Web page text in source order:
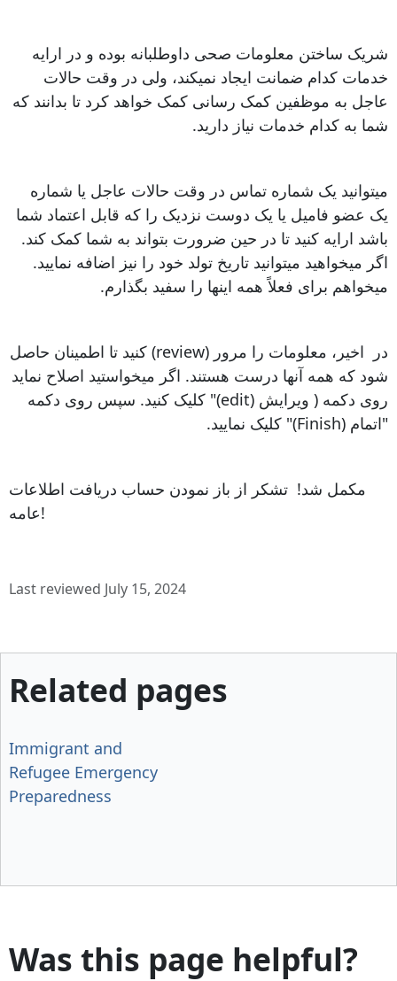
شریک ساختن معلومات صحی داوطلبانه بوده و در ارایه
خدمات کدام ضمانت ایجاد نمیکند، ولی در وقت حالات
عاجل به موظفین کمک رسانی کمک خواهد کرد تا بدانند که
شما به کدام خدمات نیاز دارید.
میتوانید یک شماره تماس در وقت حالات عاجل یا شماره
یک عضو فامیل یا یک دوست نزدیک را که قابل اعتماد شما
باشد ارایه کنید تا در حین ضرورت بتواند به شما کمک کند.
اگر میخواهید میتوانید تاریخ تولد خود را نیز اضافه نمایید.
میخواهم برای فعلاً همه اینها را سفید بگذارم.
در اخیر، معلومات را مرور (review) کنید تا اطمینان حاصل
شود که همه آنها درست هستند. اگر میخواستید اصلاح نماید
روی دکمه ( ویرایش (edit)" کلیک کنید. سپس روی دکمه
"اتمام (Finish)" کلیک نمایید.
مکمل شد! تشکر از باز نمودن حساب دریافت اطلاعات
عامه!
Last reviewed July 15, 2024
Related pages
Immigrant and
Refugee Emergency
Preparedness
Was this page helpful?